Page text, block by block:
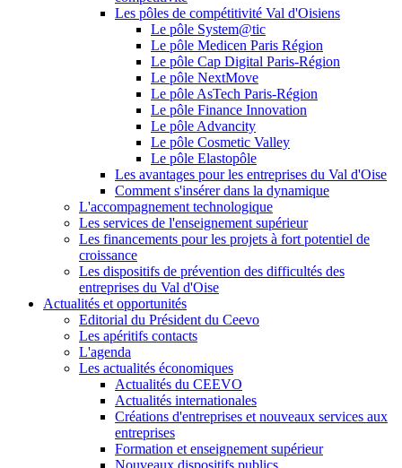
Les pôles de compétitivité Val d'Oisiens
Le pôle System@tic
Le pôle Medicen Paris Région
Le pôle Cap Digital Paris-Région
Le pôle NextMove
Le pôle AsTech Paris-Région
Le pôle Finance Innovation
Le pôle Advancity
Le pôle Cosmetic Valley
Le pôle Elastopôle
Les avantages pour les entreprises du Val d'Oise
Comment s'insérer dans la dynamique
L'accompagnement technologique
Les services de l'enseignement supérieur
Les financements pour les projets à fort potentiel de
croissance
Les dispositifs de prévention des difficultés des
entreprises du Val d'Oise
Actualités et opportunités
Editorial du Président du Ceevo
Les apéritifs contacts
L'agenda
Les actualités économiques
Actualités du CEEVO
Actualités internationales
Créations d'entreprises et nouveaux services aux
entreprises
Formation et enseignement supérieur
Nouveaux dispositifs publics